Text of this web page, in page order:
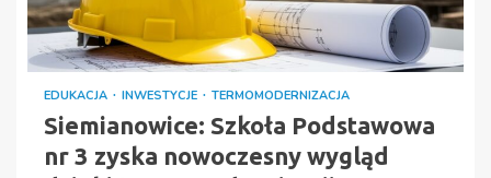
EDUKACJA INWESTYCJE TERMOMODERNIZACJA
Siemianowice: Szkoła Podstawowa
nr 3 zyska nowoczesny wygląd